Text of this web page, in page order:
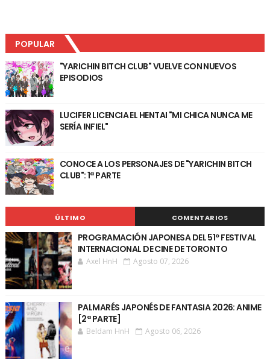
POPULAR
"YARICHIN BITCH CLUB" VUELVE CON NUEVOS
EPISODIOS
LUCIFER LICENCIA EL HENTAI "MI CHICA NUNCA ME
SERÍA INFIEL"
CONOCE A LOS PERSONAJES DE "YARICHIN BITCH
CLUB": 1ª PARTE
ÚLTIMO COMENTARIOS
PROGRAMACIÓN JAPONESA DEL 51º FESTIVAL
INTERNACIONAL DE CINE DE TORONTO
Axel HnH Agosto 07, 2026
PALMARÉS JAPONÉS DE FANTASIA 2026: ANIME
[2ª PARTE]
Beldam HnH Agosto 06, 2026